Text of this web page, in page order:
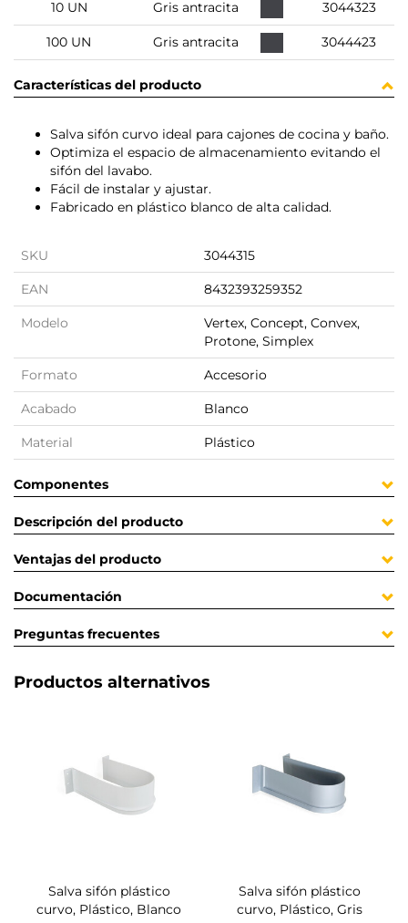
10 UN Gris antracita 3044323
100 UN Gris antracita 3044423
Características del producto
Salva sifón curvo ideal para cajones de cocina y baño.
Optimiza el espacio de almacenamiento evitando el
sifón del lavabo.
Fácil de instalar y ajustar.
Fabricado en plástico blanco de alta calidad.
SKU 3044315
EAN 8432393259352
Modelo
Vertex, Concept, Convex,
Protone, Simplex
Formato Accesorio
Acabado Blanco
Material Plástico
Componentes
Descripción del producto
Ventajas del producto
Documentación
Preguntas frecuentes
Productos alternativos
Salva sifón plástico
curvo, Plástico, Blanco
Salva sifón plástico
curvo, Plástico, Gris